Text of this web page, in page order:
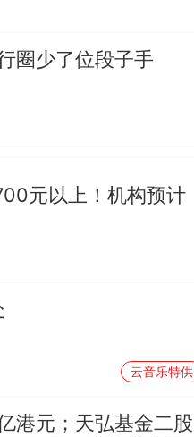
圈少了位段子手
元以上！机构预计
云音乐特供
港元；天弘基金二股